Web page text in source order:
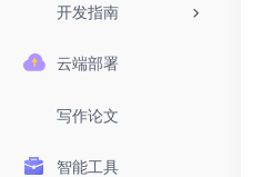
开发指南
云端部署
写作论文
智能工具